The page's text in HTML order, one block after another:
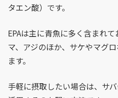
タエン酸）です。
EPAは主に青魚に多く含まれ
マ、アジのほか、サケやマグ
ます。
手軽に摂取したい場合は、サ